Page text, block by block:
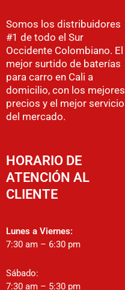
Somos los distribuidores
#1 de todo el Sur
Occidente Colombiano. El
mejor surtido de baterías
para carro en Cali a
domicilio, con los mejores
precios y el mejor servicio
del mercado.
HORARIO DE
ATENCIÓN AL
CLIENTE
Lunes a Viernes:
7:30 am – 6:30 pm
Sábado:
7:30 am – 5:30 pm